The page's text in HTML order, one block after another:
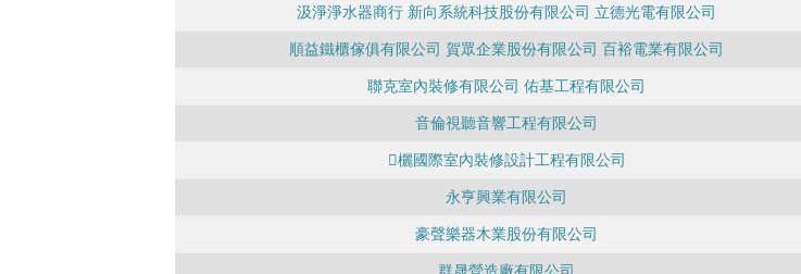
汲淨淨水器商行 新向系統科技股份有限公司 立德光電有限公司
順益鐵櫃傢俱有限公司 賀眾企業股份有限公司 百裕電業有限公司
聯克室內裝修有限公司 佑基工程有限公司
音倫視聽音響工程有限公司
欐國際室內裝修設計工程有限公司
永亨興業有限公司
豪聲樂器木業股份有限公司